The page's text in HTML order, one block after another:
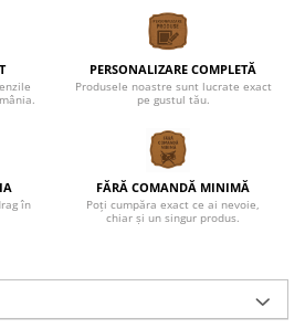
PERSONALIZARE COMPLETĂ
Produsele noastre sunt lucrate exact
pe gustul tău.
în
FĂRĂ COMANDĂ MINIMĂ
Poți cumpăra exact ce ai nevoie,
chiar și un singur produs.